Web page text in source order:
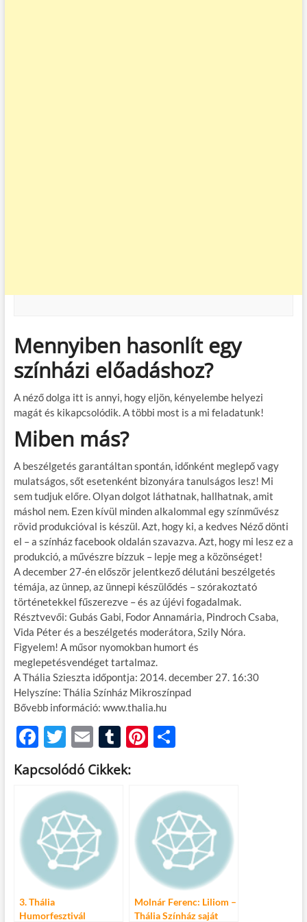
Mennyiben hasonlít egy
színházi előadáshoz?
A néző dolga itt is annyi, hogy eljön, kényelembe helyezi
magát és kikapcsolódik. A többi most is a mi feladatunk!
Miben más?
A beszélgetés garantáltan spontán, időnként meglepő vagy
mulatságos, sőt esetenként bizonyára tanulságos lesz! Mi
sem tudjuk előre. Olyan dolgot láthatnak, hallhatnak, amit
máshol nem. Ezen kívül minden alkalommal egy színművész
rövid produkcióval is készül. Azt, hogy ki, a kedves Néző dönti
el – a színház facebook oldalán szavazva. Azt, hogy mi lesz ez a
produkció, a művészre bízzuk – lepje meg a közönséget!
A december 27-én először jelentkező délutáni beszélgetés
témája, az ünnep, az ünnepi készülődés – szórakoztató
történetekkel fűszerezve – és az újévi fogadalmak.
Résztvevői: Gubás Gabi, Fodor Annamária, Pindroch Csaba,
Vida Péter és a beszélgetés moderátora, Szily Nóra.
Figyelem! A műsor nyomokban humort és
meglepetésvendéget tartalmaz.
A Thália Szieszta időpontja: 2014. december 27. 16:30
Helyszíne: Thália Színház Mikroszínpad
Bővebb információ: www.thalia.hu
F
ac
e
b
o
o
k
T
w
itt
er
E
m
ail
T
u
m
Pi
es
O
m
e
g
Kapcsolódó Cikkek:
3. Thália
Humorfesztivál
Molnár Ferenc: Liliom –
Thália Színház saját